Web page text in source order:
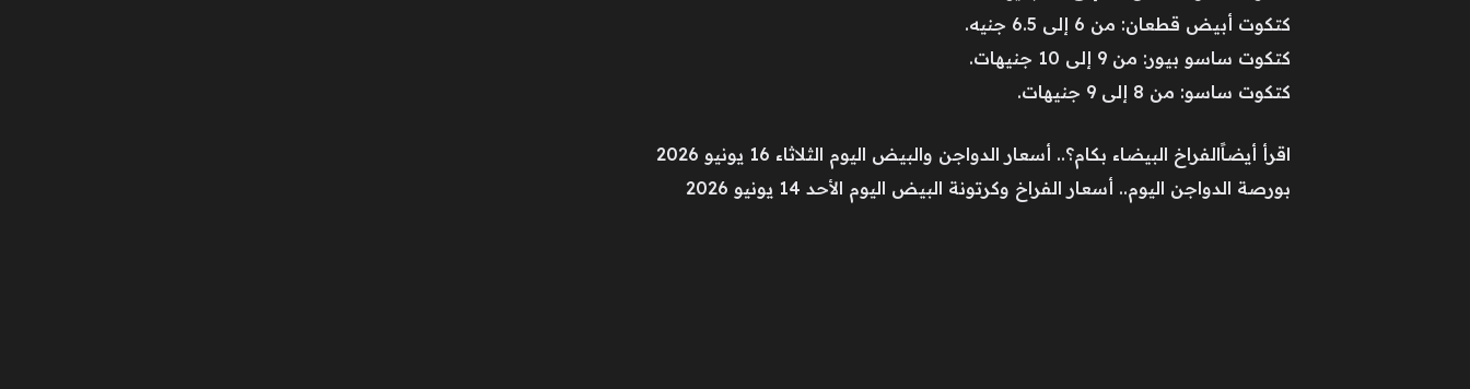
كتكوت أبيض قطعان: من 6 إلى 6.5 جنيه.
كتكوت ساسو بيور: من 9 إلى 10 جنيهات.
كتكوت ساسو: من 8 إلى 9 جنيهات.
اقرأ أيضاًالفراخ البيضاء بكام؟.. أسعار الدواجن والبيض اليوم الثلاثاء 16 يونيو 2026
بورصة الدواجن اليوم.. أسعار الفراخ وكرتونة البيض اليوم الأحد 14 يونيو 2026